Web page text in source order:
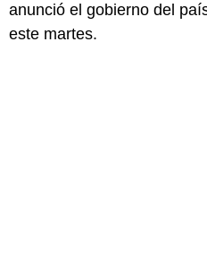
anunció el gobierno del
este martes.